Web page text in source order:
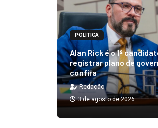
POLÍTICA
Alan Rick é o 1º
registrar plano de
confira
Redação
3 de agosto de 2026